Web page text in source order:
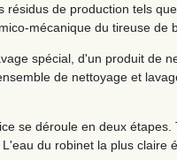
de production tels
mécanique du tireuse
spécial, d'un produit de
de nettoyage et
se déroule en deux
du robinet la plus claire